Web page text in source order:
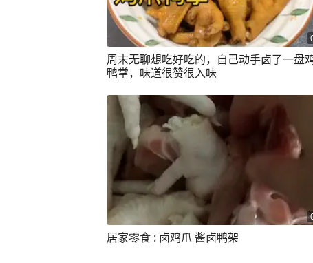
周末无聊想吃好吃的，自己动手卤了一盘
鸭掌，味道很赞很入味
居家零食 : 卤鸡爪 酱卤鸭架